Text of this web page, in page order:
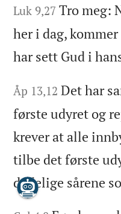
Luk 9,27 Tro meg:
her i dag,
har sett Gud i
Åp 13,12 Det har
første udyret og
krever at alle
tilbe det første
dødelige sårene